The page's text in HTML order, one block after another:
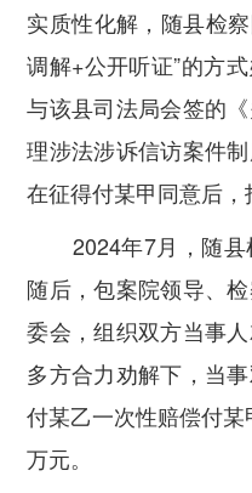
实质性化解，随县检
调解+公开听证”的方
与该县司法局会签的
理涉法涉诉信访案件
在征得付某甲同意后，
2024年7月，随县
随后，包案院领导、
委会，组织双方当事
多方合力劝解下，当
付某乙一次性赔偿付
万元。